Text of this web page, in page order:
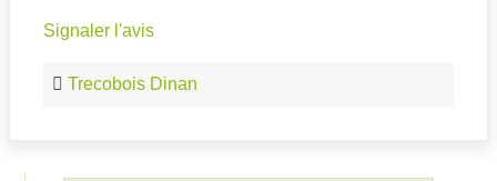
Signaler l'avis
Trecobois Dinan